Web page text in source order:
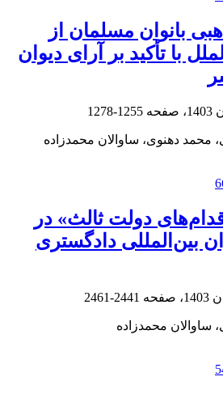
بانوان مسلمان از
با تأکید بر آرای دیوان
1255-1278
محمد دهنوی، ساوالان محمدزاده
دولت ثالث» در
بین‌المللی دادگستری
2441-2461
ساوالان محمدزاده